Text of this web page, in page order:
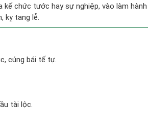
chức tước hay sự nghiệp, vào làm
kỵ tang lễ.
cúng bái tế tự.
tài lộc.